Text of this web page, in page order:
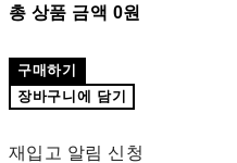
총 상품 금액 0원
구매하기
장바구니에 담기
재입고 알림 신청